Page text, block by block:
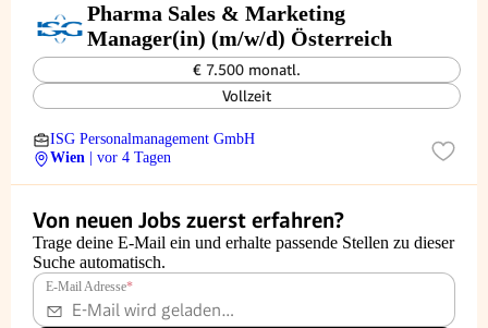
Pharma Sales & Marketing
Manager(in) (m/w/d) Österreich
€ 7.500 monatl.
Vollzeit
ISG Personalmanagement GmbH
Wien
| vor 4 Tagen
Von neuen Jobs zuerst erfahren?
Trage deine E-Mail ein und erhalte passende Stellen zu dieser
Suche automatisch.
E-Mail Adresse*